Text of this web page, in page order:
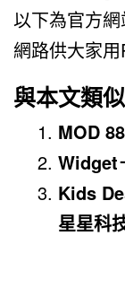
以下為官方
網路供大家
與本文類
MOD
Widget
Kids
星星科